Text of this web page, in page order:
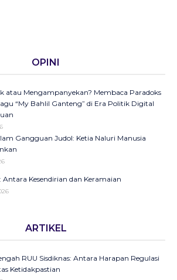
OPINI
atau Mengampanyekan? Membaca Paradoks
“My Bahlil Ganteng” di Era Politik Digital
Gangguan Judol: Ketia Naluri Manusia
Antara Kesendirian dan Keramaian
Radio Serta Podcast sebagai Seruan Kesehatan
2025
di Balik Fenomena Akun ‘UIN WS Cantik’ dan
ARTIKEL
RUU Sisdiknas: Antara Harapan Regulasi
Ketidakpastian